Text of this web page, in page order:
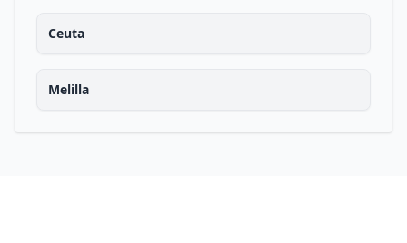
Ceuta
Melilla